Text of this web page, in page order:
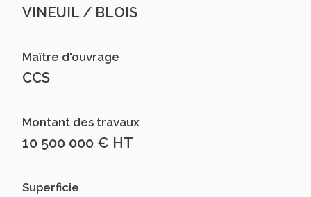
VINEUIL / BLOIS
Maître d'ouvrage
CCS
Montant des travaux
10 500 000 € HT
Superficie